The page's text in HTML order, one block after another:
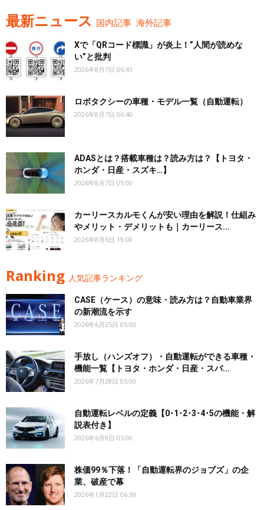
最新ニュース 国内記事 海外記事
Xで「QRコード標識」が炎上！”人間が読めな
い”と批判
2026年8月7日 06:41
ロボタクシーの車種・モデル一覧（自動運転）
2026年8月7日 06:40
ADASとは？搭載車種は？読み方は？【トヨタ・
ホンダ・日産・スズキ…】
2026年8月7日 05:00
カーリースカルモくんが安い理由を解説！仕組み
やメリット・デメリットも｜カーリース...
2026年8月6日 19:00
Ranking 人気記事ランキング
CASE（ケース）の意味・読み方は？自動車業界
の新潮流を示す
2026年6月25日 05:00
手放し（ハンズオフ）・自動運転ができる車種・
機能一覧【トヨタ・ホンダ・日産・スバ...
2026年7月28日 05:00
自動運転レベルの定義【0･1･2･3･4･5の機能・解
説表付き】
2026年6月9日 05:00
株価99％下落！「自動運転界のジョブズ」の企
業、破産で幕
2026年1月22日 06:39